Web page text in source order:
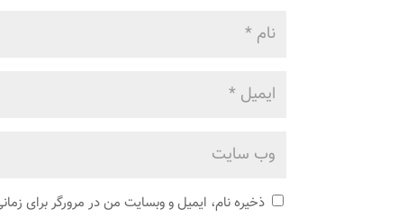
ذخیره نام، ایمیل و وبسایت من در مرورگر برای